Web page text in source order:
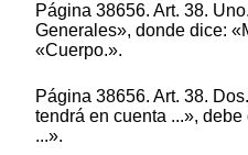
Página 38656. Art. 38.
Generales», donde dice:
«Cuerpo.».
Página 38656. Art. 38.
tendrá en cuenta ...»,
...».